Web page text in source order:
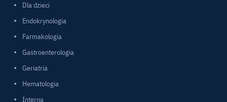
Dla dzieci
Endokrynologia
Farmakologia
Gastroenterologia
Geriatria
Hematologia
Interna